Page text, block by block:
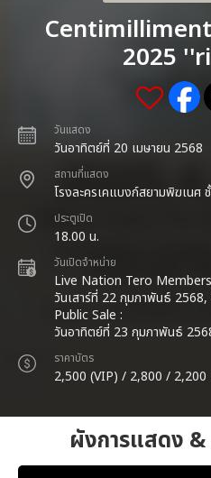
2025
วันแสดง
วันอาทิตย์ที่ 20 เมษายน 2568
สถานที่แสดง
โรงละครเคแบงก์สยามพิฆเนศ
ประตูเปิด
18.00 น.
วันเปิดจำหน่าย
Live Nation Tero
วันเสาร์ที่ 22 กุมภาพันธ์
Public Sale :
วันอาทิตย์ที่ 23 กุมภาพันธ์
ราคาบัตร
2,500 (VIP) / 2,800 / 2,200
ผังการแสดง